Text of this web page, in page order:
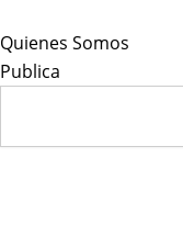
to
content
Quienes Somos
Publica